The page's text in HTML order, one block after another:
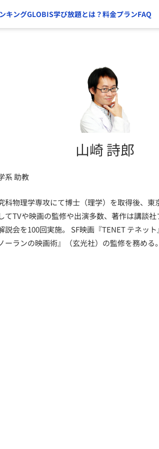
キングGLOBIS学び放題とは？料金プランFAQ
山崎 詩郎
系 助教
科物理学専攻にて博士（理学）を取得後、東
てTVや映画の監修や出演多数、著作は講談
説会を100回実施。 SF映画『TENET テネッ
ーランの映画術』（玄光社）の監修を務め